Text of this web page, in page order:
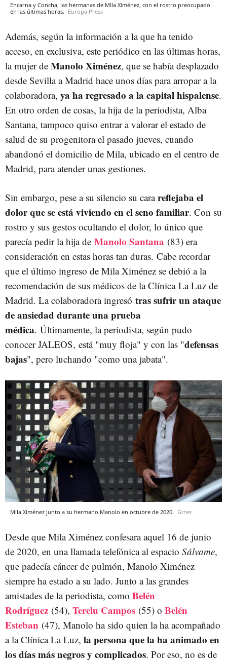
Encarna y Concha, las hermanas de MIla Ximénez, con el rostro preocupado
en las últimas horas. Europa Press
Además, según la información a la que ha tenido
acceso, en exclusiva, este periódico en las últimas horas,
la mujer de Manolo Ximénez, que se había desplazado
desde Sevilla a Madrid hace unos días para arropar a la
colaboradora, ya ha regresado a la capital hispalense.
En otro orden de cosas, la hija de la periodista, Alba
Santana, tampoco quiso entrar a valorar el estado de
salud de su progenitora el pasado jueves, cuando
abandonó el domicilio de Mila, ubicado en el centro de
Madrid, para atender unas gestiones.
Sin embargo, pese a su silencio su carareflejaba el
dolor que se está viviendo en el seno familiar. Con su
rostro y sus gestos ocultando el dolor, lo único que
parecía pedir la hija de Manolo Santana (83) era
consideración en estas horas tan duras. Cabe recordar
que el último ingreso de Mila Ximénez se debió a la
recomendación de sus médicos de la Clínica La Luz de
Madrid. La colaboradora ingresó tras sufrir un ataque
de ansiedad durante una prueba
médica. Últimamente, la periodista, según pudo
conocer JALEOS, está "muy floja" y con las "defensas
bajas", pero luchando "como una jabata".
Mila Ximénez junto a su hermano Manolo en octubre de 2020. Gtres
Desde que Mila Ximénez confesara aquel 16 de junio
de 2020, en una llamada telefónica al espacio Sálvame,
que padecía cáncer de pulmón, Manolo Ximénez
siempre ha estado a su lado. Junto a las grandes
amistades de la periodista, como Belén
Rodríguez (54), Terelu Campos (55) o Belén
Esteban (47), Manolo ha sido quien la ha acompañado
a la Clínica La Luz, la persona que la ha animado en
los días más negros y complicados. Por eso, no es de